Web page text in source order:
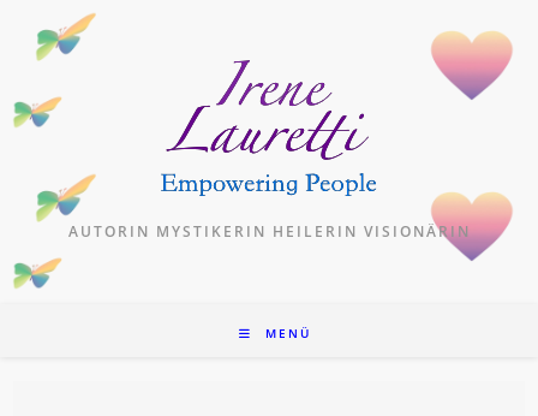
Inhalt
AUTORIN MYSTIKERIN HEILERIN VISIONÄRIN
MENÜ